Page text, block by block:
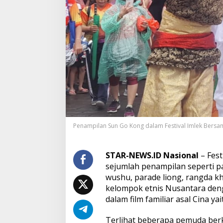
a
n
E
t
n
i
s
N
u
s
a
n
t
r
e
r
i
a
h
k
n
Penampilan Sun Go Kong dalam Festival Imlek
STAR-NEWS.ID Nasional –
sejumlah penampilan seperti
wushu, parade liong, rangda
kelompok etnis Nusantara
dalam film familiar asal Cina
Terlihat beberapa pemuda